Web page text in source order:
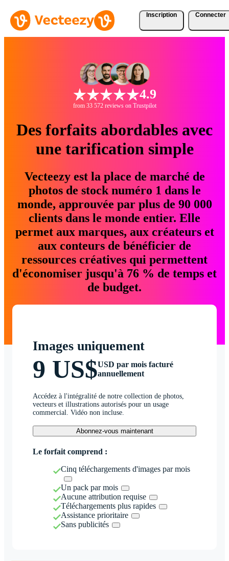
Inscription Connecter
4.9
from 33 572 reviews on Trustpilot
Des forfaits abordables avec
une tarification simple
Vecteezy est la place de marché de
photos de stock numéro 1 dans le
monde, approuvée par plus de 90 000
clients dans le monde entier. Elle
permet aux marques, aux créateurs et
aux conteurs de bénéficier de
ressources créatives qui permettent
d'économiser jusqu'à 76 % de temps et
de budget.
Images uniquement
9 US$USD par mois facturé
annuellement
Accédez à l'intégralité de notre collection de photos,
vecteurs et illustrations autorisés pour un usage
commercial. Vidéo non incluse.
Abonnez-vous maintenant
Le forfait comprend :
Cinq téléchargements d'images par mois
Un pack par mois
Aucune attribution requise
Téléchargements plus rapides
Assistance prioritaire
Sans publicités